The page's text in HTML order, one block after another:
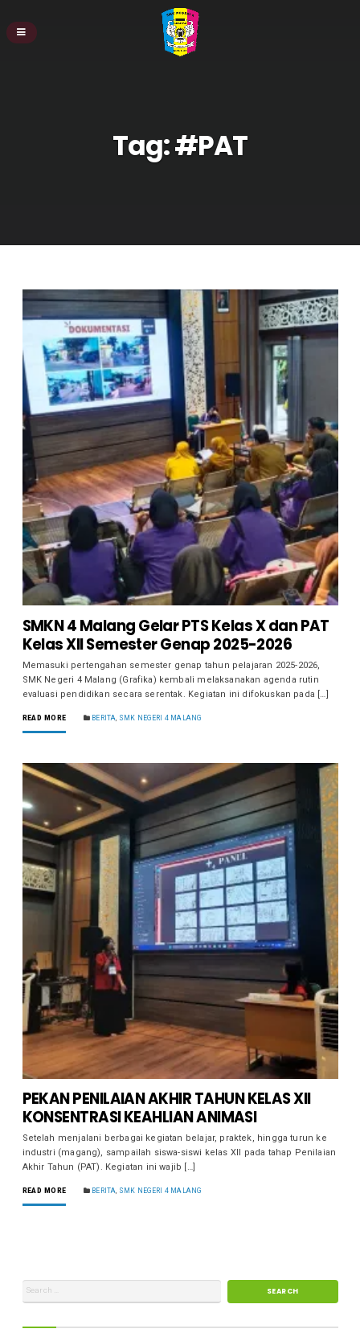
Tag:#PAT
SMKN 4 Malang Gelar PTS Kelas X dan PAT
Kelas XII Semester Genap 2025-2026
Memasuki pertengahan semester genap tahun pelajaran 2025-2026,
SMK Negeri 4 Malang (Grafika) kembali melaksanakan agenda rutin
evaluasi pendidikan secara serentak. Kegiatan ini difokuskan pada […]
READ MORE BERITA SMK NEGERI 4 MALANG
PEKAN PENILAIAN AKHIR TAHUN KELAS XII
KONSENTRASI KEAHLIAN ANIMASI
Setelah menjalani berbagai kegiatan belajar, praktek, hingga turun ke
industri (magang), sampailah siswa-siswi kelas XII pada tahap Penilaian
Akhir Tahun (PAT). Kegiatan ini wajib […]
READ MORE BERITA, SMK NEGERI 4 MALANG